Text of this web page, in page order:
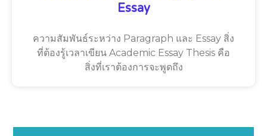
Essay
ความสัมพันธ์ระหว่าง Paragraph และ Essay สิ่ง
ที่ต้องรู้เวลาเขียน Academic Essay Thesis คือ
สิ่งที่เราต้องการจะพูดถึง